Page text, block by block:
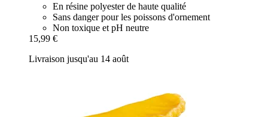
En résine polyester de haute qualité
Sans danger pour les poissons d'ornement
Non toxique et pH neutre
15,99 €
Livraison jusqu'au 14 août